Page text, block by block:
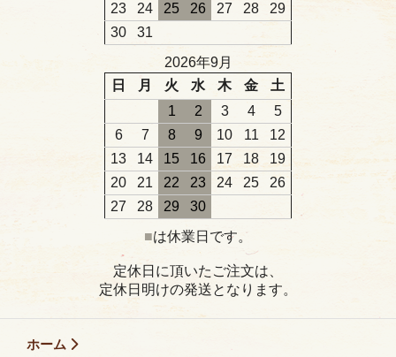
23
24 25 26 27 28
29
30
31
2026年9月
日
月 火 水 木 金
土
1
2 3 4
5
6
7 8 9 10 11
12
13
14 15 16 17 18
19
20
21 22 23 24 25
26
27
28 29
30
■は休業日です。
定休日に頂いたご注文は、
定休日明けの発送となります。
ホーム